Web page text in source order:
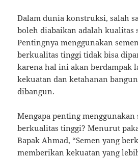
Dalam dunia konstruksi, salah
boleh diabaikan adalah kualitas
Pentingnya menggunakan
berkualitas tinggi tidak bisa
karena hal ini akan berdampak
kekuatan dan ketahanan
dibangun.
Mengapa penting menggunakan
berkualitas tinggi? Menurut
Bapak Ahmad, “Semen yang
memberikan kekuatan yang